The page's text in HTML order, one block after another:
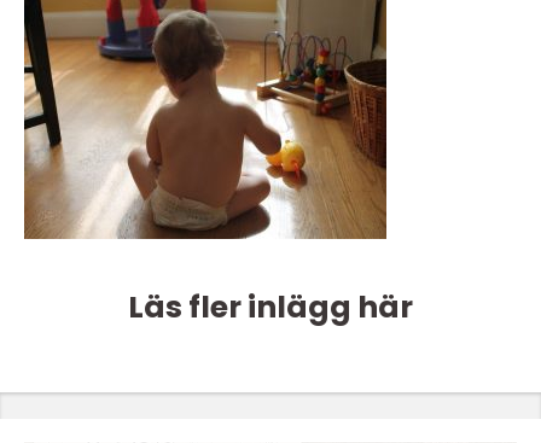
Läs fler inlägg här